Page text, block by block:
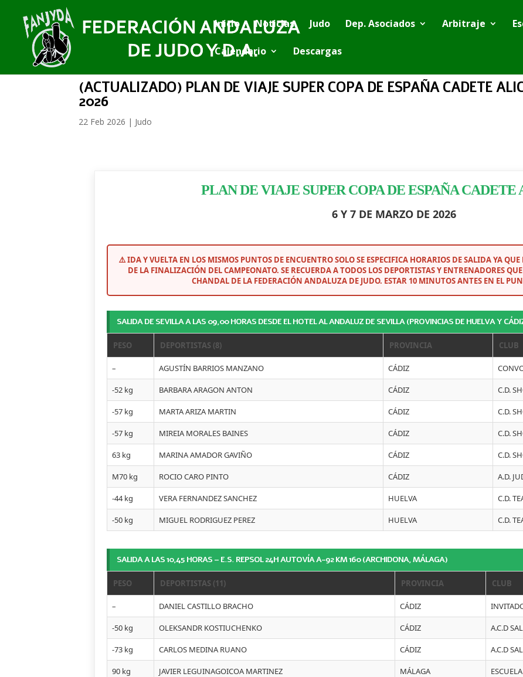
Inicio Noticias Judo Dep. Asociados Arbitraje
Calendario Descargas
(ACTUALIZADO) PLAN DE VIAJE SUPER COPA DE ESPAÑA CADETE
2026
22 Feb 2026 | Judo
PLAN DE VIAJE SUPER COPA DE ESPAÑA
6 Y 7 DE MARZO DE 2026
⚠️ IDA Y VUELTA EN LOS MISMOS PUNTOS DE ENCUENTRO SOLO SE ESPECIFICA HORARIOS DE SALIDA YA QUE
DE LA FINALIZACIÓN DEL CAMPEONATO. SE RECUERDA A TODOS LOS DEPORTISTAS Y ENTRENADORES
CHANDAL DE LA FEDERACIÓN ANDALUZA DE JUDO. ESTAR 10 MINUTOS ANTES EN EL
SALIDA DE SEVILLA A LAS 09,00 HORAS DESDE EL HOTEL AL ANDALUZ DE SEVILLA (PROVINCIAS DE HUELVA Y
PESO DEPORTISTAS (8) PROVINCIA CLUB
– AGUSTÍN BARRIOS MANZANO CÁDIZ
-52 kg BARBARA ARAGON ANTON CÁDIZ C.D.
-57 kg MARTA ARIZA MARTIN CÁDIZ C.D.
-57 kg MIREIA MORALES BAINES CÁDIZ C.D.
63 kg MARINA AMADOR GAVIÑO CÁDIZ C.D.
M70 kg ROCIO CARO PINTO CÁDIZ A.D.
-44 kg VERA FERNANDEZ SANCHEZ HUELVA C.D.
-50 kg MIGUEL RODRIGUEZ PEREZ HUELVA C.D.
SALIDA A LAS 10,45 HORAS – E.S. REPSOL 24H AUTOVÍA A-92 KM 160 (ARCHIDONA, MÁLAGA)
PESO DEPORTISTAS (11) PROVINCIA CLUB
– DANIEL CASTILLO BRACHO CÁDIZ
-50 kg OLEKSANDR KOSTIUCHENKO CÁDIZ A.C.D
-73 kg CARLOS MEDINA RUANO CÁDIZ A.C.D
90 kg JAVIER LEGUINAGOICOA MARTINEZ MÁLAGA